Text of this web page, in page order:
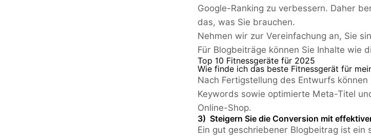
Google-Ranking zu verbessern. Daher
das, was Sie brauchen.
Nehmen wir zur Vereinfachung an, Sie
Für Blogbeiträge können Sie Inhalte wie
Top 10 Fitnessgeräte für 2025
Wie finde ich das beste Fitnessgerät für
Nach Fertigstellung des Entwurfs
Keywords sowie optimierte Meta-Titel
Online-Shop.
3) Steigern Sie die Conversion mit
Ein gut geschriebener Blogbeitrag ist